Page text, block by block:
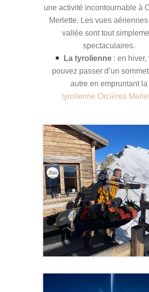
une activité incontournable à
Merlette. Les vues
vallée sont tout
spectaculaires.
La tyrolienne: en hiver,
pouvez passer d’un
autre en empruntant la
tyrolienne Orcières